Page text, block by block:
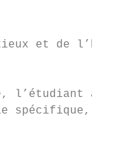
et de
l’étudiant
spécifique,